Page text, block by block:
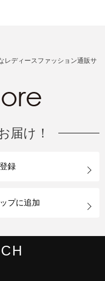
レディースファッション通販サ
届け！
録
プに追加